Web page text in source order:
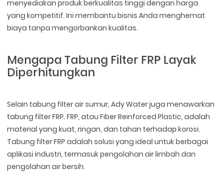
menyediakan produk berkualitas tinggi dengan harga
yang kompetitif. Ini membantu bisnis Anda menghemat
biaya tanpa mengorbankan kualitas.
Mengapa Tabung Filter FRP Layak
Diperhitungkan
Selain tabung filter air sumur, Ady Water juga menawarkan
tabung filter FRP. FRP, atau Fiber Reinforced Plastic, adalah
material yang kuat, ringan, dan tahan terhadap korosi.
Tabung filter FRP adalah solusi yang ideal untuk berbagai
aplikasi industri, termasuk pengolahan air limbah dan
pengolahan air bersih.